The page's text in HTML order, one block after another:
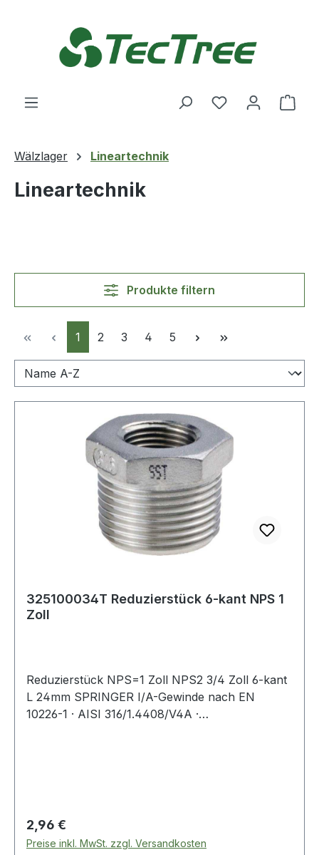
Du hast 0
Wälzlager Lineartechnik
Lineartechnik
Produkte filtern
Seite
1 Seite
2 Seite
3 Seite
4 Seite
5
325100034T Reduzierstück 6-kant NPS 1
Zoll
Reduzierstück NPS=1 Zoll NPS2 3/4 Zoll 6-kant
L 24mm SPRINGER I/A-Gewinde nach EN
10226-1 · AISI 316/1.4408/V4A ·
Regulärer Preis:
2,96 €
Preise inkl. MwSt. zzgl. Versandkosten